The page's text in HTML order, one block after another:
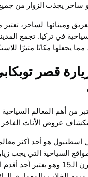
ساحر يجذب الزوار من جميع
ومينائها الساحر،
في تركيا. تجمع
مما يجعلها مكانًا مثيرًا
قصر
من أهم المعالم
عروض الأثاث الفاخر
اسطنبول هو أحد أكثر
السياحية التي يجب
توبكابي إلى القرن الـ15 وهو